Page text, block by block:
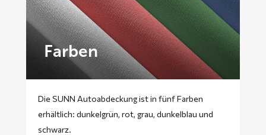
Farben
Die SUNN Autoabdeckung ist in fünf Farben
erhältlich: dunkelgrün, rot, grau, dunkelblau und
schwarz.